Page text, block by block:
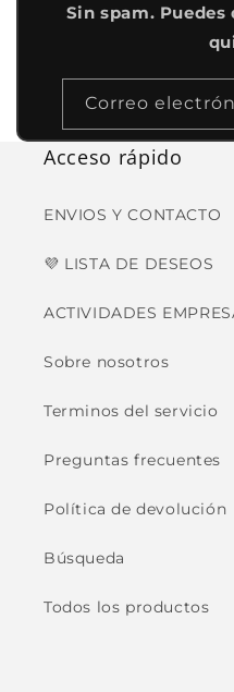
Sin spam.
Correo
Acceso rápido
ENVIOS Y CONTACTO
💜 LISTA DE DESEOS
ACTIVIDADES
Sobre nosotros
Terminos del servicio
Preguntas frecuentes
Política de devolución
Búsqueda
Todos los productos